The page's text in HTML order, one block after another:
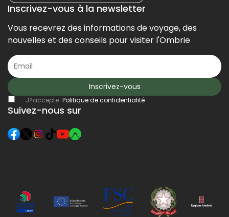
Inscrivez-vous à la newsletter
Vous recevrez des informations de voyage, des
nouvelles et des conseils pour visiter l'Ombrie
Inscrivez-vous
J?accepte Politique de confidentialité
Suivez-nous sur